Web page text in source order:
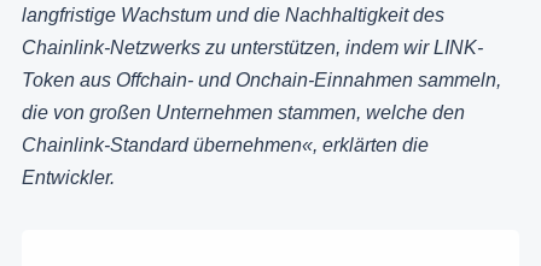
langfristige Wachstum und die Nachhaltigkeit des
Chainlink-Netzwerks zu unterstützen, indem wir LINK-
Token aus Offchain- und Onchain-Einnahmen sammeln,
die von großen Unternehmen stammen, welche den
Chainlink-Standard übernehmen«, erklärten die
Entwickler.